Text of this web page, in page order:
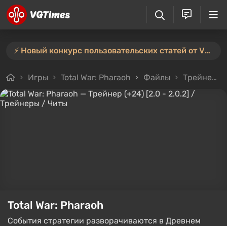
⚡️ Новый конкурс пользовательских статей от VGTimes — участвуйте тут ⚡️
Игры Total War: Pharaoh Файлы Трейнеры
Total War: Pharaoh
События стратегии разворачиваются в Древнем